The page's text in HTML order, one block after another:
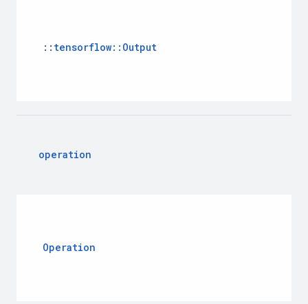
:: tensorflow:: Output
operation
Operation